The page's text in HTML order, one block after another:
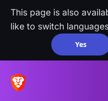
This page is also
like to switch
Yes